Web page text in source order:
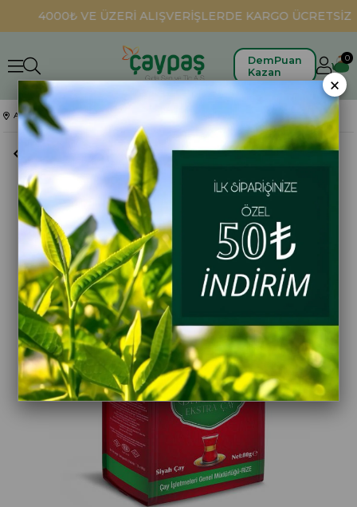
4000₺ VE ÜZERİ ALIŞVERİŞLERDE KARGO ÜCRETSİZ
DemPuan
Kazan
0
Anasayfa Hediyelikler Diyarbakır Ekstra Çayı 80 Gr
×